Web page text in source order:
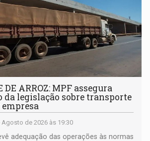
DE ARROZ: MPF assegura
legislação sobre transporte
empresa
Agosto de 2026 às 19:30
adequação das operações às normas